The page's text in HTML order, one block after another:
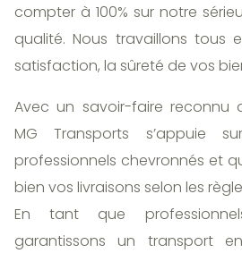
compter à 100% sur notre
qualité. Nous travaillons tous
satisfaction, la sûreté de vos
Avec un savoir-faire reconnu
MG Transports s’appuie
professionnels chevronnés et
bien vos livraisons selon les
En tant que
garantissons un transport